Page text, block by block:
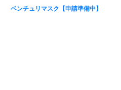
ベンチュリマスク【申請準備中】